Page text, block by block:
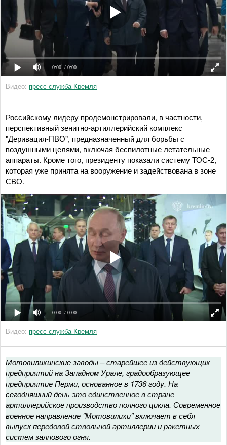
0:00 / 0:00
Видео: пресс-служба Кремля
Российскому лидеру продемонстрировали, в частности,
перспективный зенитно-артиллерийский комплекс
"Деривация-ПВО", предназначенный для борьбы с
воздушными целями, включая беспилотные летательные
аппараты. Кроме того, президенту показали систему ТОС-2,
которая уже принята на вооружение и задействована в зоне
СВО.
0:00 / 0:00
Видео: пресс-служба Кремля
Мотовилихинские заводы – старейшее из действующих
предприятий на Западном Урале, градообразующее
предприятие Перми, основанное в 1736 году. На
сегодняшний день это единственное в стране
артиллерийское производство полного цикла. Современное
военное направление "Мотовилихи" включает в себя
выпуск передовой ствольной артиллерии и ракетных
систем залпового огня.